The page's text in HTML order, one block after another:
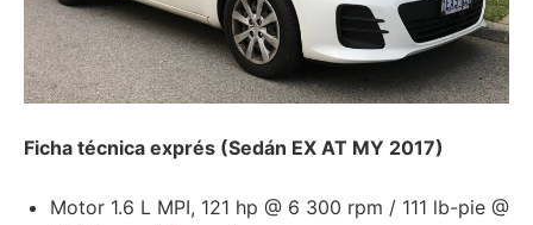
Ficha técnica exprés (Sedán EX AT MY 2017)
Motor 1.6 L MPI, 121 hp @ 6 300 rpm / 111 lb-pie @